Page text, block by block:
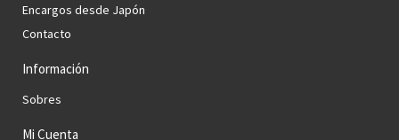
Encargos desde Japón
Contacto
Información
Sobres
Mi Cuenta